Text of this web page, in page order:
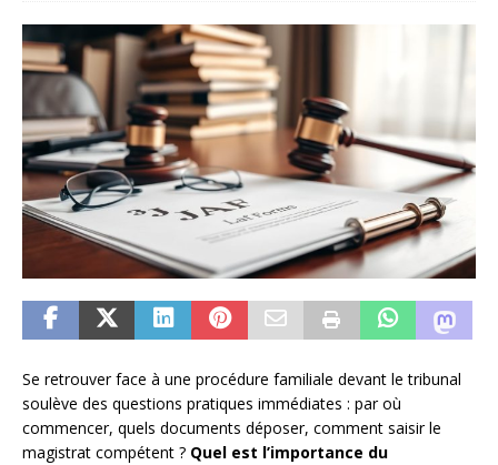
Se retrouver face à une procédure familiale devant le tribunal
soulève des questions pratiques immédiates : par où
commencer, quels documents déposer, comment saisir le
magistrat compétent ? Quel est l’importance du